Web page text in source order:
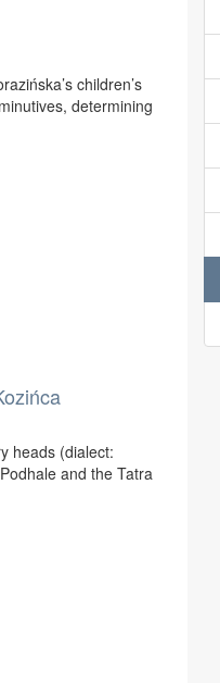
children’s
determining
heads (dialect:
and the Tatra